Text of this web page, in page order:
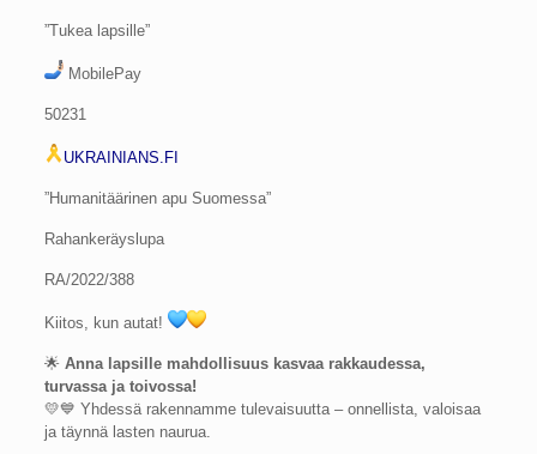
”Tukea lapsille”
MobilePay
50231
UKRAINIANS.FI
”Humanitäärinen apu Suomessa”
Rahankeräyslupa
RA/2022/388
Kiitos, kun autat!
🌟Anna lapsille mahdollisuus kasvaa rakkaudessa,
turvassa ja toivossa!
💛💙 Yhdessä rakennamme tulevaisuutta – onnellista, valoisaa
ja täynnä lasten naurua.